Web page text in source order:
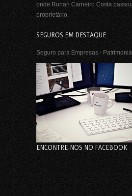
onde Ronan Carneiro Costa
proprietário.
SEGUROS EM DESTAQUE
Seguro para Empresas -
ENCONTRE-NOS NO FACEBOOK